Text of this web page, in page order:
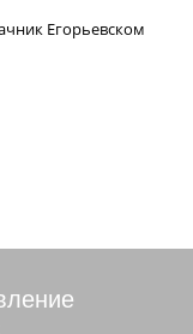
Егорьевском